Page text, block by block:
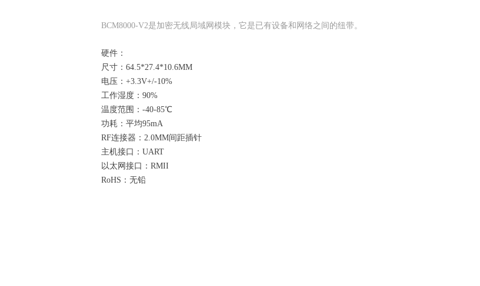
BCM8000-V2是加密无线局域网模块，它是已有设备和网络之间的纽带。
硬件：
尺寸：64.5*27.4*10.6MM
电压：+3.3V+/-10%
工作湿度：90%
温度范围：-40-85℃
功耗：平均95mA
RF连接器：2.0MM间距插针
主机接口：UART
以太网接口：RMII
RoHS：无铅